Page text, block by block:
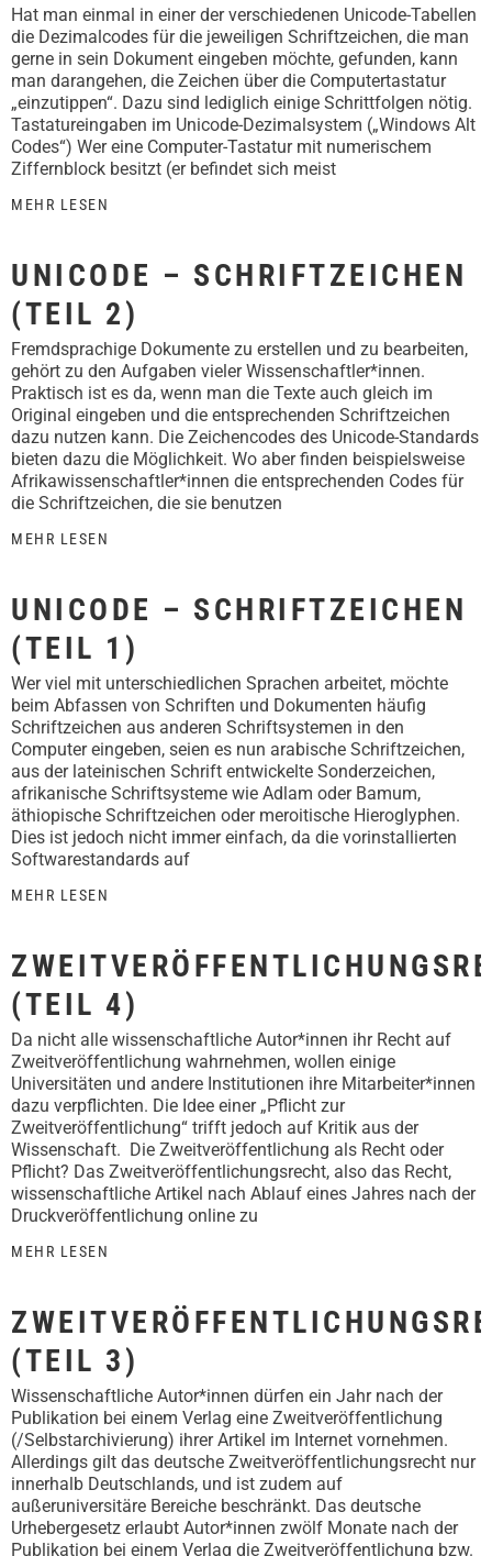
Hat man einmal in einer der verschiedenen Unicode-Tabellen
die Dezimalcodes für die jeweiligen Schriftzeichen, die man
gerne in sein Dokument eingeben möchte, gefunden, kann
man darangehen, die Zeichen über die Computertastatur
„einzutippen“. Dazu sind lediglich einige Schrittfolgen nötig.
Tastatureingaben im Unicode-Dezimalsystem („Windows Alt
Codes“) Wer eine Computer-Tastatur mit numerischem
Ziffernblock besitzt (er befindet sich meist
MEHR LESEN
UNICODE – SCHRIFTZEICHEN
(TEIL 2)
Fremdsprachige Dokumente zu erstellen und zu bearbeiten,
gehört zu den Aufgaben vieler Wissenschaftler*innen.
Praktisch ist es da, wenn man die Texte auch gleich im
Original eingeben und die entsprechenden Schriftzeichen
dazu nutzen kann. Die Zeichencodes des Unicode-Standards
bieten dazu die Möglichkeit. Wo aber finden beispielsweise
Afrikawissenschaftler*innen die entsprechenden Codes für
die Schriftzeichen, die sie benutzen
MEHR LESEN
UNICODE – SCHRIFTZEICHEN
(TEIL 1)
Wer viel mit unterschiedlichen Sprachen arbeitet, möchte
beim Abfassen von Schriften und Dokumenten häufig
Schriftzeichen aus anderen Schriftsystemen in den
Computer eingeben, seien es nun arabische Schriftzeichen,
aus der lateinischen Schrift entwickelte Sonderzeichen,
afrikanische Schriftsysteme wie Adlam oder Bamum,
äthiopische Schriftzeichen oder meroitische Hieroglyphen.
Dies ist jedoch nicht immer einfach, da die vorinstallierten
Softwarestandards auf
MEHR LESEN
(TEIL 4)
Da nicht alle wissenschaftliche Autor*innen ihr Recht auf
Zweitveröffentlichung wahrnehmen, wollen einige
Universitäten und andere Institutionen ihre Mitarbeiter*innen
dazu verpflichten. Die Idee einer „Pflicht zur
Zweitveröffentlichung“ trifft jedoch auf Kritik aus der
Wissenschaft. Die Zweitveröffentlichung als Recht oder
Pflicht? Das Zweitveröffentlichungsrecht, also das Recht,
wissenschaftliche Artikel nach Ablauf eines Jahres nach der
Druckveröffentlichung online zu
MEHR LESEN
(TEIL 3)
Wissenschaftliche Autor*innen dürfen ein Jahr nach der
Publikation bei einem Verlag eine Zweitveröffentlichung
(/Selbstarchivierung) ihrer Artikel im Internet vornehmen.
Allerdings gilt das deutsche Zweitveröffentlichungsrecht nur
innerhalb Deutschlands, und ist zudem auf
außeruniversitäre Bereiche beschränkt. Das deutsche
Urhebergesetz erlaubt Autor*innen zwölf Monate nach der
Publikation bei einem Verlag die Zweitveröffentlichung bzw.